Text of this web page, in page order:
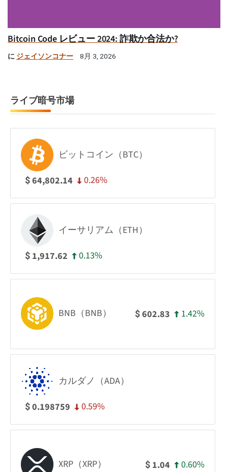
Bitcoin Code レビュー 2024: 詐欺か合法か?
に ジェイソンコナー 8月 3, 2026
ライブ暗号市場
ビットコイン（BTC）
$64,802.14 0.26%
イーサリアム（ETH）
$ 1,917.62 0.13%
BNB（BNB） $602.83 1.42%
カルダノ（ADA）
$0.198759 0.59%
XRP（XRP） $ 1.04 0.60%